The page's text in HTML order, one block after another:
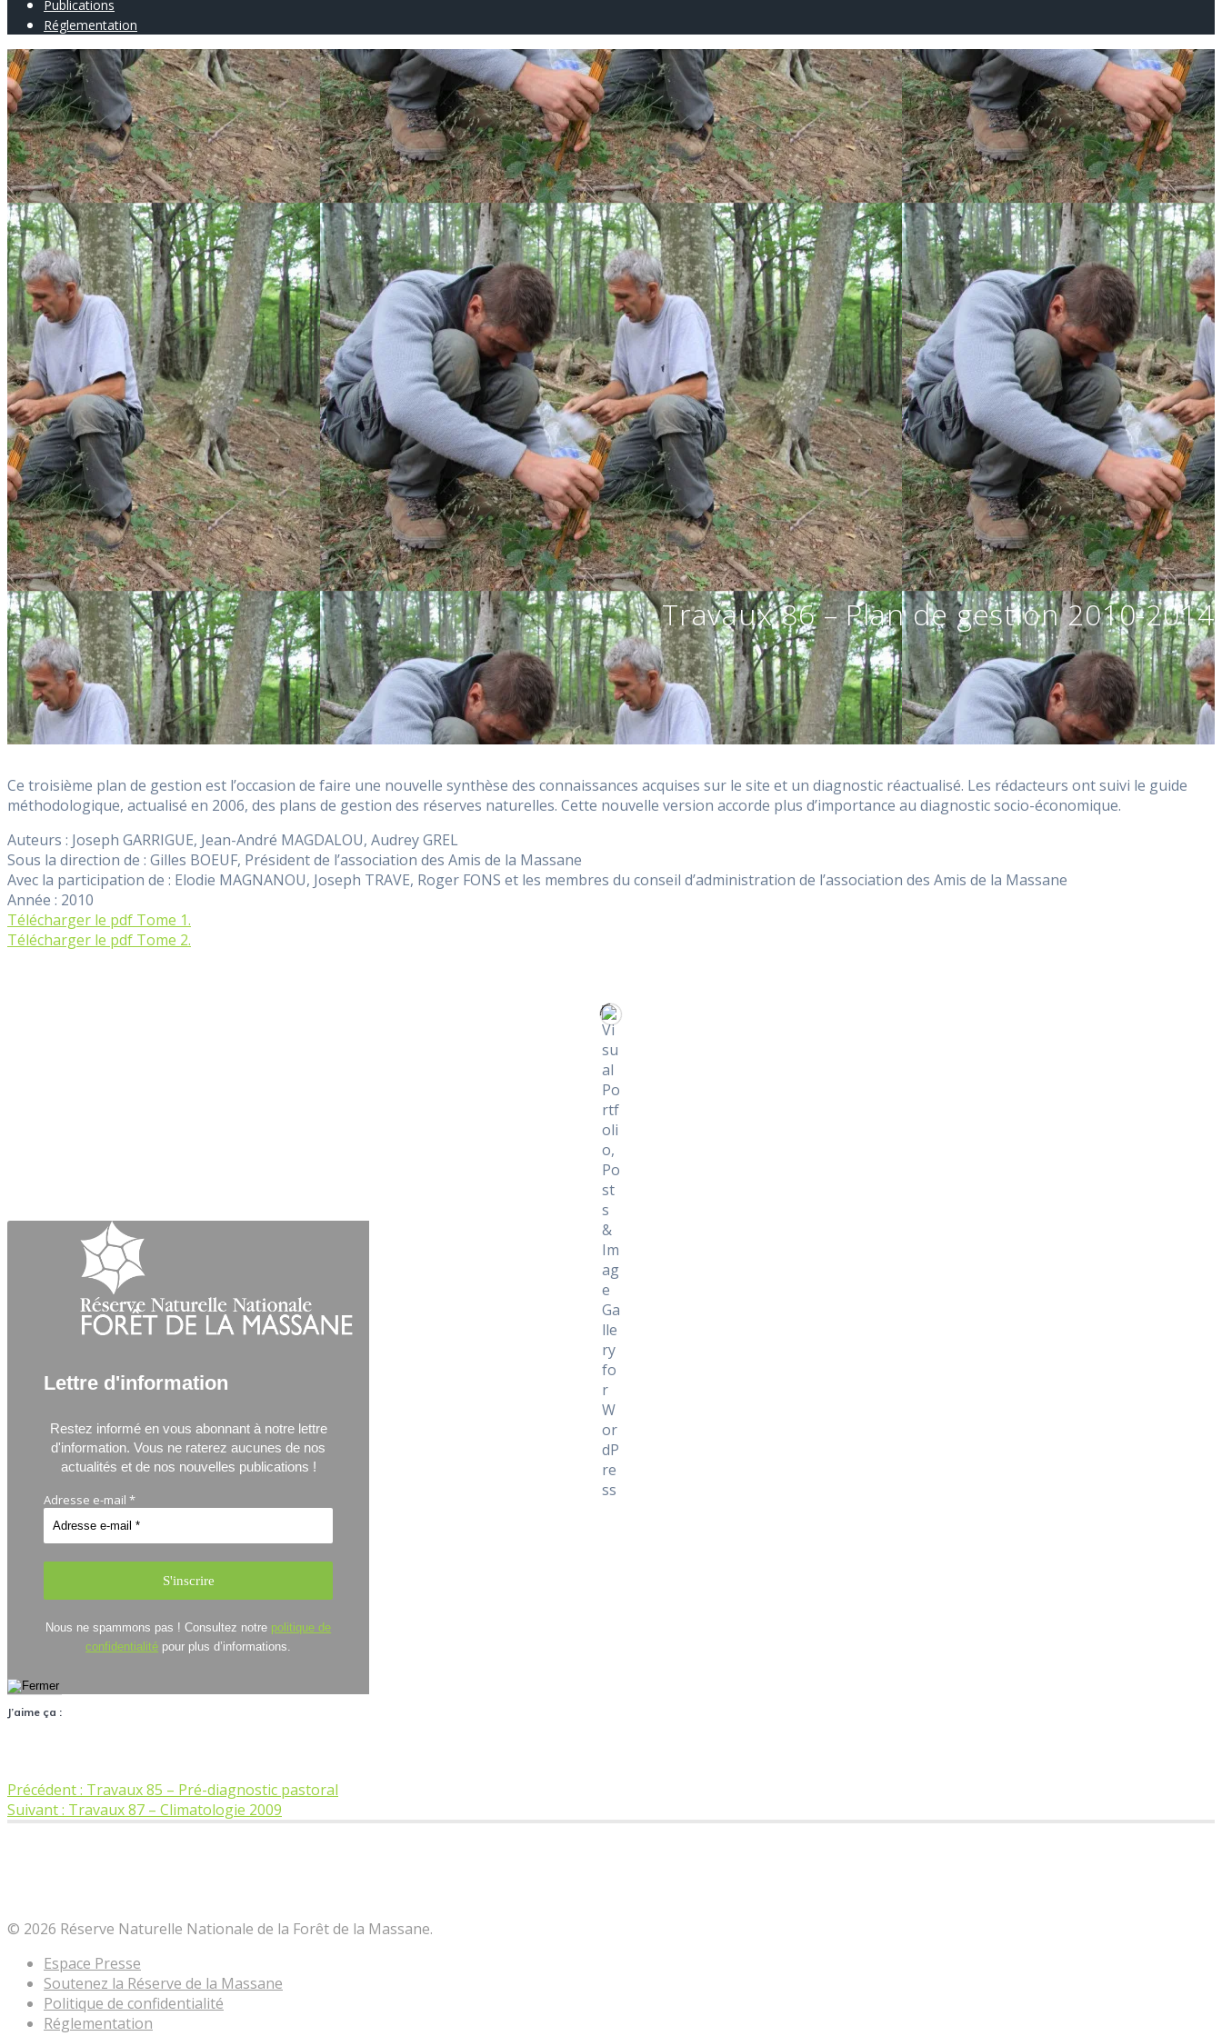
Publications
Réglementation
Travaux 86 – Plan de gestion 2010-2014
Ce troisième plan de gestion est l’occasion de faire une nouvelle synthèse des connaissances acquises sur le site et un diagnostic réactualisé. Les rédacteurs ont suivi le guide
méthodologique, actualisé en 2006, des plans de gestion des réserves naturelles. Cette nouvelle version accorde plus d’importance au diagnostic socio-économique.
Auteurs : Joseph GARRIGUE, Jean-André MAGDALOU, Audrey GREL
Sous la direction de : Gilles BOEUF, Président de l’association des Amis de la Massane
Avec la participation de : Elodie MAGNANOU, Joseph TRAVE, Roger FONS et les membres du conseil d’administration de l’association des Amis de la Massane
Année : 2010
Télécharger le pdf Tome 1.
Télécharger le pdf Tome 2.
Lettre d'information
Restez informé en vous abonnant à notre lettre
d'information. Vous ne raterez aucunes de nos
actualités et de nos nouvelles publications !
Adresse e-mail *
Nous ne spammons pas ! Consultez notre politique de
confidentialité pour plus d’informations.
J’aime ça :
Navigation
Précédent : Article
précédent
Travaux 85 – Pré-diagnostic pastoral
Suivant : Article
Travaux 87 – Climatologie 2009
© 2026 Réserve Naturelle Nationale de la Forêt de la Massane.
Espace Presse
Soutenez la Réserve de la Massane
Politique de confidentialité
Réglementation